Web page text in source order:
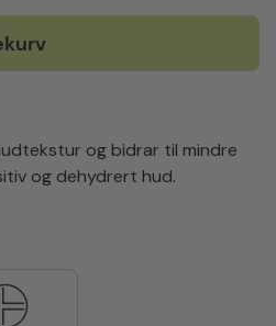
og bidrar til mindre
og dehydrert hud.